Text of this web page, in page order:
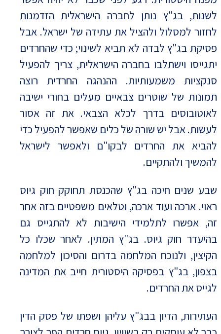
לשנות, בג"ץ נותן לחברה הישראלית הזדמנות
לחזור למסלול ולהציל את עתידה של ישראל. אבל
פסיקת בג"ץ לבדה לא תביא לשינוי; כדי שהחרדים
יתגייסו וישתלבו בחברה הישראלית, צריך להפעיל
סנקציות משמעותיות. ההנהגה החרדית רוצה
תמונות של שוטרים צבאיים מעלים בחורי ישיבה
לאוטובוסים בדרך לכלא הצבאי. את זה אסור
לעשות. אבל יש שורה של כלים שאפשר להפעיל כדי
להביא את החרדים לבקו"ם ולאפשר לישראל
להמשיך ולהתקיים.
שבע שנים חיכה בג"ץ שהכנסת תחוקק חוק גיוס
ראוי. ארכה ועוד ארכה, וטלאים משפטיים בזה אחר
זה, אפשרו לתלמידי הישיבות לא להתגייס גם
בהיעדר חוק גיוס. בג"ץ המתין. לאחר שכלו כל
הקיצין, ולנוכח המלחמה בדרום והסיכון למלחמה
בצפון, בג"ץ בפסיקה היסטורית חייב את המדינה
לגייס את החרדים.
העתירות, הדיון בבג"ץ עליהן ושפתו של פסק הדין